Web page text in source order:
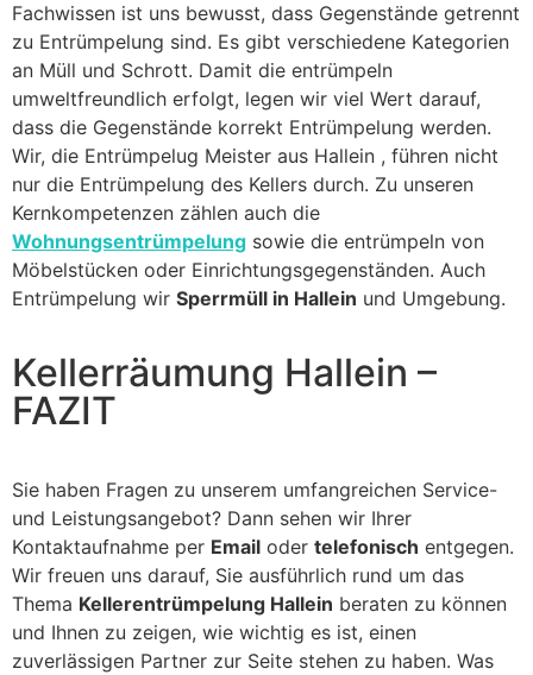
Fachwissen ist uns bewusst, dass Gegenstände getrennt
zu Entrümpelung sind. Es gibt verschiedene Kategorien
an Müll und Schrott. Damit die entrümpeln
umweltfreundlich erfolgt, legen wir viel Wert darauf,
dass die Gegenstände korrekt Entrümpelung werden.
Wir, die Entrümpelug Meister aus Hallein , führen nicht
nur die Entrümpelung des Kellers durch. Zu unseren
Kernkompetenzen zählen auch die
Wohnungsentrümpelung sowie die entrümpeln von
Möbelstücken oder Einrichtungsgegenständen. Auch
Entrümpelung wir Sperrmüll in Hallein und Umgebung.
Kellerräumung Hallein –
FAZIT
Sie haben Fragen zu unserem umfangreichen Service-
und Leistungsangebot? Dann sehen wir Ihrer
Kontaktaufnahme per Email oder telefonisch entgegen.
Wir freuen uns darauf, Sie ausführlich rund um das
Thema Kellerentrümpelung Hallein beraten zu können
und Ihnen zu zeigen, wie wichtig es ist, einen
zuverlässigen Partner zur Seite stehen zu haben. Was